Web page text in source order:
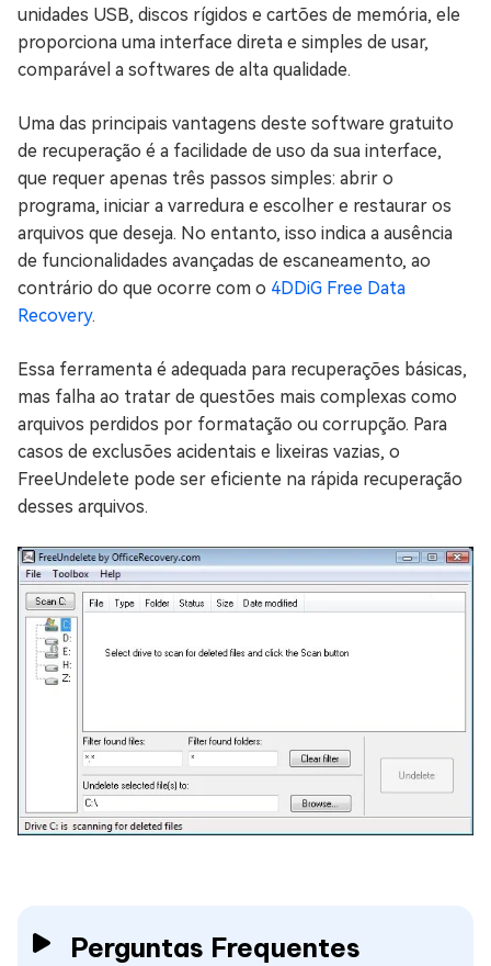
unidades USB, discos rígidos e cartões de memória, ele
proporciona uma interface direta e simples de usar,
comparável a softwares de alta qualidade.
Uma das principais vantagens deste software gratuito
de recuperação é a facilidade de uso da sua interface,
que requer apenas três passos simples: abrir o
programa, iniciar a varredura e escolher e restaurar os
arquivos que deseja. No entanto, isso indica a ausência
de funcionalidades avançadas de escaneamento, ao
contrário do que ocorre com o 4DDiG Free Data
Recovery.
Essa ferramenta é adequada para recuperações básicas,
mas falha ao tratar de questões mais complexas como
arquivos perdidos por formatação ou corrupção. Para
casos de exclusões acidentais e lixeiras vazias, o
FreeUndelete pode ser eficiente na rápida recuperação
desses arquivos.
Perguntas Frequentes